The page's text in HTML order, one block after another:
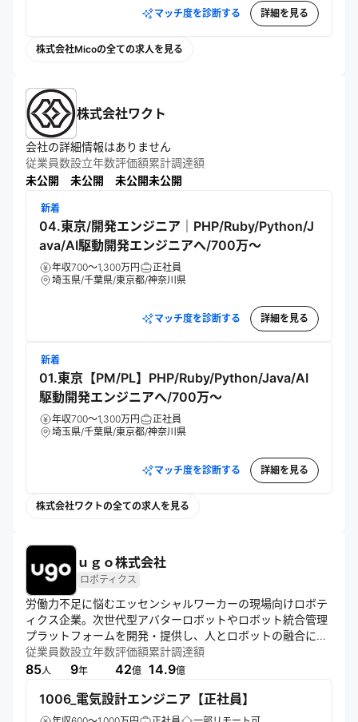
マッチ度を診断する 詳細を見る
株式会社Micoの全ての求人を見る
株式会社ワクト
会社の詳細情報はありません
従業員数
未公開
設立年数
未公開
評価額
未公開
累計調達額
未公開
新着
04.東京/開発エンジニア｜PHP/Ruby/Python/J
ava/AI駆動開発エンジニアへ/700万～
年収700～1,300万円
正社員
埼玉県/千葉県/東京都/神奈川県
マッチ度を診断する 詳細を見る
新着
01.東京【PM/PL】PHP/Ruby/Python/Java/AI
駆動開発エンジニアへ/700万～
年収700～1,300万円
正社員
埼玉県/千葉県/東京都/神奈川県
マッチ度を診断する 詳細を見る
株式会社ワクトの全ての求人を見る
ｕｇｏ株式会社
ロボティクス
労働力不足に悩むエッセンシャルワーカーの現場向けロボテ
ィクス企業。次世代型アバターロボットやロボット統合管理
プラットフォームを開発・提供し、人とロボットの融合によ
る新しいワークスタイルを実現。現場主義と高速改善を重視
し、社会実装にこだわった一貫体制で事業を展開している。
従業員数
85人
設立年数
9年
評価額
42億
累計調達額
14.9億
1006_電気設計エンジニア【正社員】